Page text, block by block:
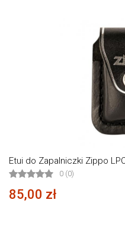
Etui do Zapalniczki Zippo
0 (0)
85,00 zł